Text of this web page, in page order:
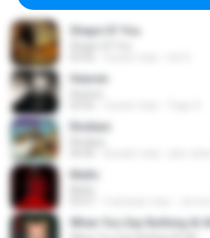
Shape Of You
Heaven
Rindiani
Multo
When You Say Nothing At All